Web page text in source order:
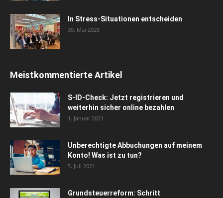
In Stress-Situationen entscheiden
30. Mai 2025
Meistkommentierte Artikel
S-ID-Check: Jetzt registrieren und
weiterhin sicher online bezahlen
1. Januar 2021
Unberechtigte Abbuchungen auf meinem
Konto! Was ist zu tun?
5. Juli 2021
Grundsteuerreform: Schritt